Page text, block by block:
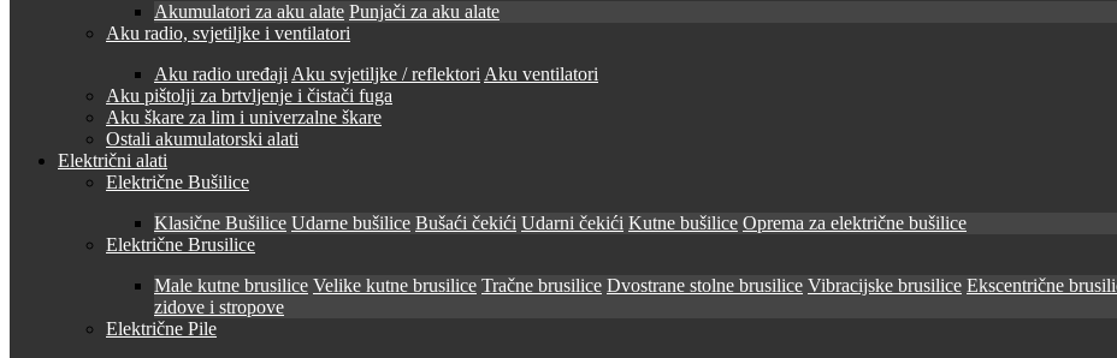
Akumulatori za aku alate Punjači za aku alate
Aku radio, svjetiljke i ventilatori
Aku radio uređaji Aku svjetiljke / reflektori Aku ventilatori
Aku pištolji za brtvljenje i čistači fuga
Aku škare za lim i univerzalne škare
Ostali akumulatorski alati
Električni alati
Električne Bušilice
Klasične Bušilice Udarne bušilice Bušaći čekići Udarni čekići Kutne bušilice Oprema za električne bušilice
Električne Brusilice
Male kutne brusilice Velike kutne brusilice Tračne brusilice Dvostrane stolne brusilice Vibracijske brusilice Ekscentrične
zidove i stropove
Električne Pile